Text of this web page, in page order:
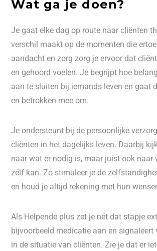
Wat ga je doen?
Je gaat elke dag op route naar cliënten
verschil maakt op de momenten die
aandacht en zorg zorg je ervoor dat
en gehoord voelen. Je begrijpt hoe
aan te sluiten bij iemands leven en gaat
en betrokken mee om.
Je ondersteunt bij de persoonlijke
cliënten in het dagelijks leven. Daarbij
naar wat er nodig is, maar juist ook naar
zélf kan. Zo stimuleer je de
en houd je altijd rekening met hun
Als Helpende plus zet je nét dat stapje
bijvoorbeeld medicatie aan en signaleert
in de situatie van cliënten. Zie je dat er